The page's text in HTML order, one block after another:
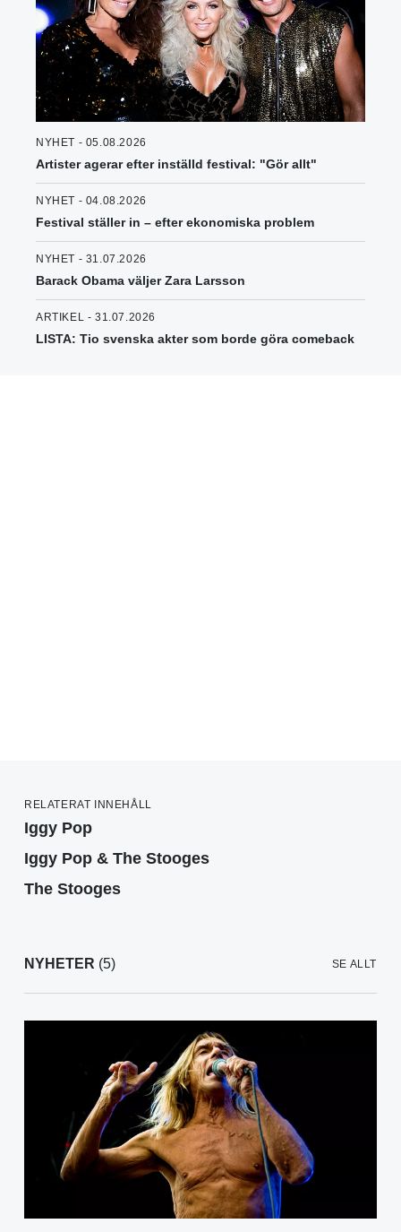
NYHET - 05.08.2026
Artister agerar efter inställd festival: "Gör allt"
NYHET - 04.08.2026
Festival ställer in – efter ekonomiska problem
NYHET - 31.07.2026
Barack Obama väljer Zara Larsson
ARTIKEL - 31.07.2026
LISTA: Tio svenska akter som borde göra comeback
RELATERAT INNEHÅLL
Iggy Pop
Iggy Pop & The Stooges
The Stooges
NYHETER (5) SE ALLT